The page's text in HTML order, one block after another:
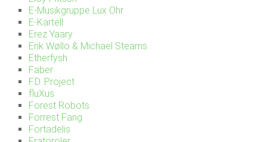
E-Musikgruppe Lux Ohr
E-Kartell
Erez Yaary
Erik Wøllo & Michael Stearns
Etherfysh
Faber
F.D. Project
fluXus
Forest Robots
Forrest Fang
Fortadelis